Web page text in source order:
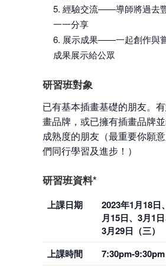
經驗交流——導師將過去
一一分享
展示成果——一起創作與
成果展示給公眾
研習班對象
已有基本插畫基礎的朋友。
畫品牌，或已擁有插畫品牌
成熟度的朋友（最重要你願
們同行學習及進步！）
研習班資料*
上課日期
2023年1月18日
月15日、3月1日
3月29日（三）
上課時間
7:30pm-9:30pm